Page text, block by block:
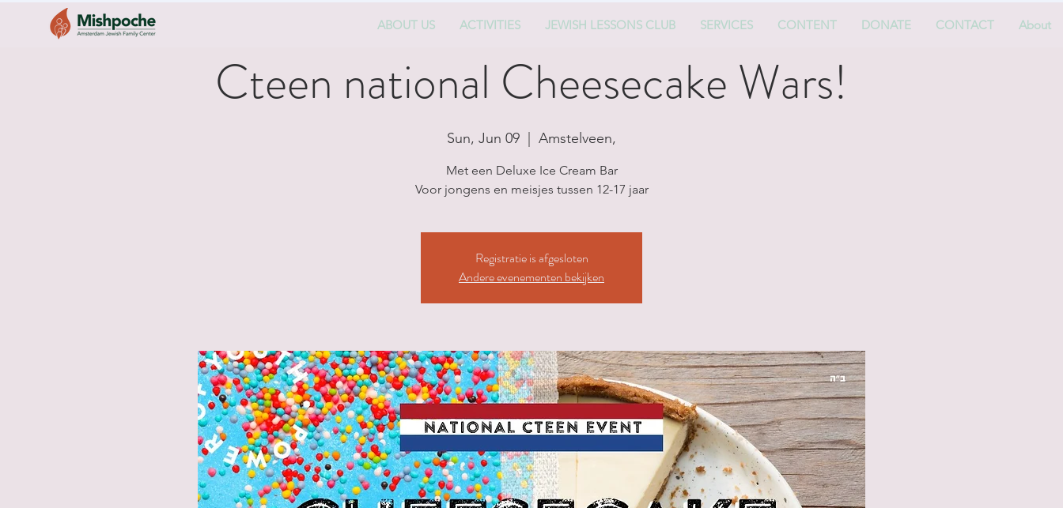
Cteen national Cheesecake Wars!
Sun, Jun 09 Amstelveen,
Met een Deluxe Ice Cream Bar
Voor jongens en meisjes tussen 12-17 jaar
Registratie is afgesloten
Andere evenementen bekijken
ABOUT US ACTIVITIES JEWISH LESSONS CLUB SERVICES CONTENT DONATE CONTACT About